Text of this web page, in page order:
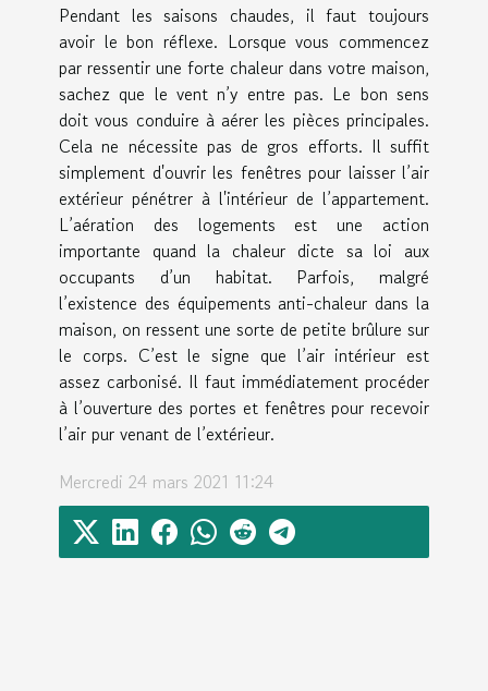
Pendant les saisons chaudes, il faut toujours
avoir le bon réflexe. Lorsque vous commencez
par ressentir une forte chaleur dans votre maison,
sachez que le vent n’y entre pas. Le bon sens
doit vous conduire à aérer les pièces principales.
Cela ne nécessite pas de gros efforts. Il suffit
simplement d'ouvrir les fenêtres pour laisser l’air
extérieur pénétrer à l'intérieur de l’appartement.
L’aération des logements est une action
importante quand la chaleur dicte sa loi aux
occupants d’un habitat. Parfois, malgré
l’existence des équipements anti-chaleur dans la
maison, on ressent une sorte de petite brûlure sur
le corps. C’est le signe que l’air intérieur est
assez carbonisé. Il faut immédiatement procéder
à l’ouverture des portes et fenêtres pour recevoir
l’air pur venant de l’extérieur.
Mercredi 24 mars 2021 11:24